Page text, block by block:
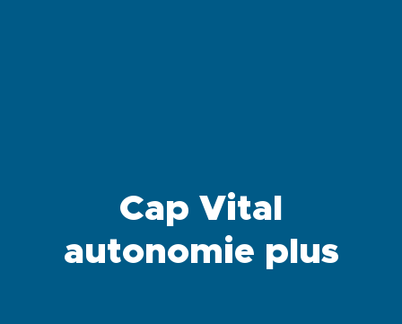
Cap Vital
autonomie plus